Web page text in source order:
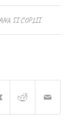
SI COPIII